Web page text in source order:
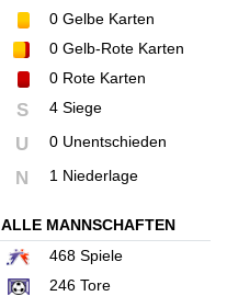
0Gelbe Karten
0Gelb-Rote Karten
0Rote Karten
S 4 Siege
U 0 Unentschieden
N 1 Niederlage
ALLE MANNSCHAFTEN
468Spiele
246Tore